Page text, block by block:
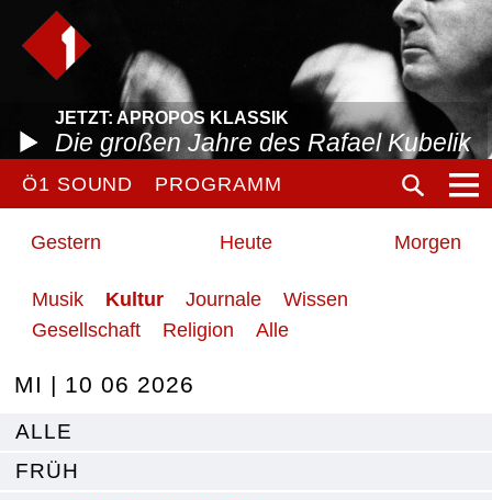
JETZT: APROPOS KLASSIK
Die großen Jahre des Rafael Kubelik
Ö1 SOUND PROGRAMM
Gestern Heute Morgen
Musik Kultur Journale
Wissen
Gesellschaft
Religion Alle
MI | 10 06 2026
ALLE
FRÜH